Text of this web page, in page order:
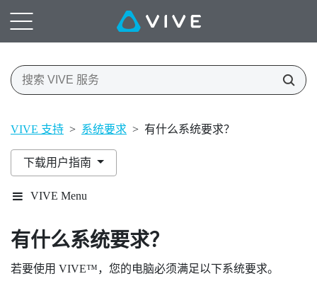
VIVE 支持 > 系统要求 > 有什么系统要求？
下载用户指南
VIVE Menu
有什么系统要求？
若要使用 VIVE™，您的电脑必须满足以下系统要求。